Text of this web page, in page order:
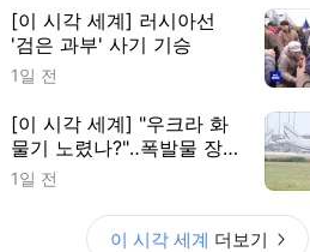
[이 시각 세계] 러시아선
'검은 과부' 사기 기승
1일 전
[이 시각 세계] "우크라 화
물기 노렸나?"‥폭발물 장
착 드론 발견
1일 전
이 시각 세계 더보기